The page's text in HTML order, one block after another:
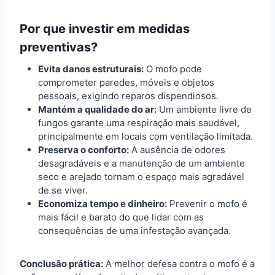
Por que investir em medidas
preventivas?
Evita danos estruturais: O mofo pode
comprometer paredes, móveis e objetos
pessoais, exigindo reparos dispendiosos.
Mantém a qualidade do ar: Um ambiente livre de
fungos garante uma respiração mais saudável,
principalmente em locais com ventilação limitada.
Preserva o conforto: A ausência de odores
desagradáveis e a manutenção de um ambiente
seco e arejado tornam o espaço mais agradável
de se viver.
Economiza tempo e dinheiro: Prevenir o mofo é
mais fácil e barato do que lidar com as
consequências de uma infestação avançada.
Conclusão prática: A melhor defesa contra o mofo é a